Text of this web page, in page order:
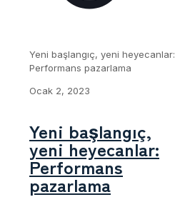
Yeni başlangıç, yeni heyecanlar:
Performans pazarlama
Ocak 2, 2023
Yeni başlangıç,
yeni heyecanlar:
Performans
pazarlama